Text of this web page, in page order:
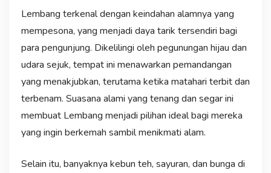
Lembang terkenal dengan keindahan alamnya yang
mempesona, yang menjadi daya tarik tersendiri bagi
para pengunjung. Dikelilingi oleh pegunungan hijau dan
udara sejuk, tempat ini menawarkan pemandangan
yang menakjubkan, terutama ketika matahari terbit dan
terbenam. Suasana alami yang tenang dan segar ini
membuat Lembang menjadi pilihan ideal bagi mereka
yang ingin berkemah sambil menikmati alam.
Selain itu, banyaknya kebun teh, sayuran, dan bunga di